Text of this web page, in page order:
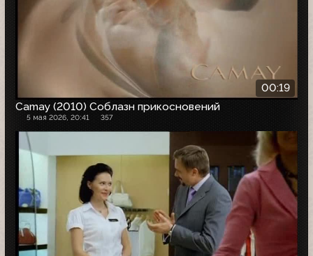
00:19
Camay (2010) Соблазн прикосновений
5 мая 2026, 20:41 357